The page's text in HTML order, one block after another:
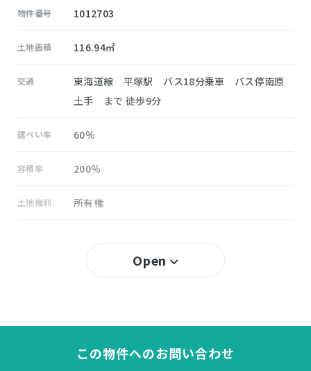
物件番号 1012703
土地面積 116.94㎡
交通
東海道線 平塚駅 バス18分乗車 バス停南原
土手 まで 徒歩9分
建ぺい率 60％
容積率 200％
土地権利 所有権
Open
この物件へのお問い合わせ